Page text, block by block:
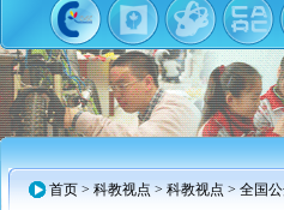
首页 > 科教视点 > 科教视点 > 全国